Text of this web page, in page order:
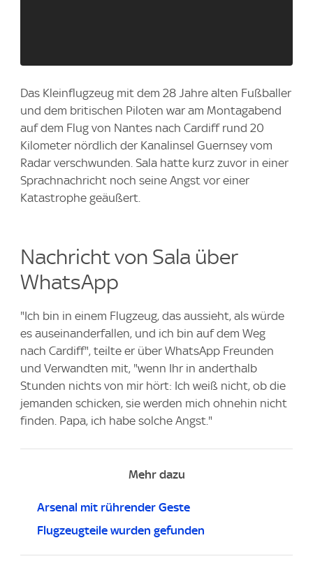
Das Kleinflugzeug mit dem 28 Jahre alten Fußballer
und dem britischen Piloten war am Montagabend
auf dem Flug von Nantes nach Cardiff rund 20
Kilometer nördlich der Kanalinsel Guernsey vom
Radar verschwunden. Sala hatte kurz zuvor in einer
Sprachnachricht noch seine Angst vor einer
Katastrophe geäußert.
Nachricht von Sala über
WhatsApp
"Ich bin in einem Flugzeug, das aussieht, als würde
es auseinanderfallen, und ich bin auf dem Weg
nach Cardiff", teilte er über WhatsApp Freunden
und Verwandten mit, "wenn Ihr in anderthalb
Stunden nichts von mir hört: Ich weiß nicht, ob die
jemanden schicken, sie werden mich ohnehin nicht
finden. Papa, ich habe solche Angst."
Mehr dazu
Arsenal mit rührender Geste
Flugzeugteile wurden gefunden